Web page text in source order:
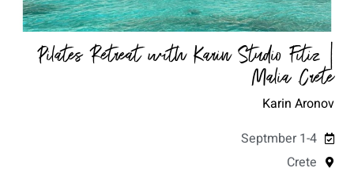
Pilates Retreat with Karin Studio Fitiz |
Malia Crete
Karin Aronov
Septmber 1-4
Crete